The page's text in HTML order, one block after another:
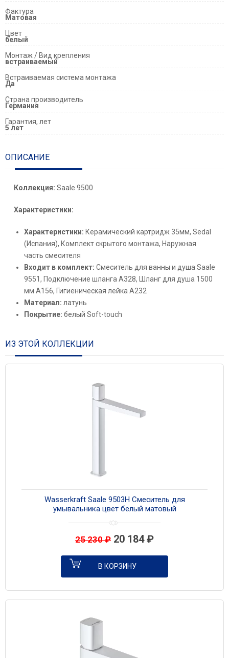
Фактура
Матовая
Цвет
белый
Монтаж / Вид крепления
встраиваемый
Встраиваемая система монтажа
Да
Страна производитель
Германия
Гарантия, лет
5 лет
ОПИСАНИЕ
Коллекция: Saale 9500
Характеристики:
Характеристики: Керамический картридж 35мм, Sedal
(Испания), Комплект скрытого монтажа, Наружная
часть смесителя
Входит в комплект: Смеситель для ванны и душа Saale
9551, Подключение шланга A328, Шланг для душа 1500
мм A156, Гигиеническая лейка A232
Материал: латунь
Покрытие: белый Soft-touch
ИЗ ЭТОЙ КОЛЛЕКЦИИ
Wasserkraft Saale 9503H Смеситель для
умывальника цвет белый матовый
25 230₽ 20 184₽
В КОРЗИНУ